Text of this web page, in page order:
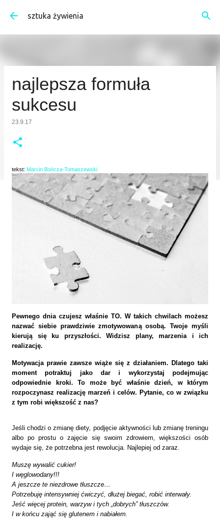
Przejdź do głównej zawartości
sztuka żywienia
najlepsza formuła
sukcesu
23.9.17
tekst: Marcin Bończa-Tomaszewski
Pewnego dnia czujesz właśnie TO. W takich chwilach możesz
nazwać siebie prawdziwie zmotywowaną osobą. Twoje myśli
kierują się ku przyszłości. Widzisz plany, marzenia i ich
realizację.
Motywacja prawie zawsze wiąże się z działaniem. Dlatego taki
moment potraktuj jako dar i wykorzystaj podejmując
odpowiednie kroki. To może być właśnie dzień, w którym
rozpoczynasz realizację marzeń i celów. Pytanie, co w związku
z tym robi większość z nas?
Jeśli chodzi o zmianę diety, podjęcie aktywności lub zmianę treningu
albo po prostu o zajęcie się swoim zdrowiem, większości osób
wydaje się, że potrzebna jest rewolucja. Najlepiej od zaraz.
Muszę wywalić cukier!
I węglowodany!!!
A jeszcze te niezdrowe tłuszcze…
Potrzebuję intensywniej ćwiczyć, dłużej biegać, robić interwały.
Jeść więcej protein, warzyw i tych „dobrych” tłuszczów.
I w końcu zająć się glutenem i nabiałem.